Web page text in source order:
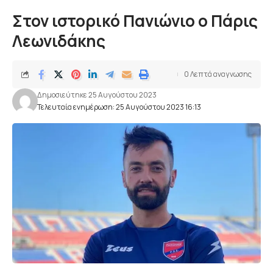
Στον ιστορικό Πανιώνιο ο Πάρις
Λεωνιδάκης
Τελευταία ενημέρωση: 25 Αυγούστου 2023 16:13
Δημοσιεύτηκε 25 Αυγούστου 2023
0 Λεπτά αναγνωσης